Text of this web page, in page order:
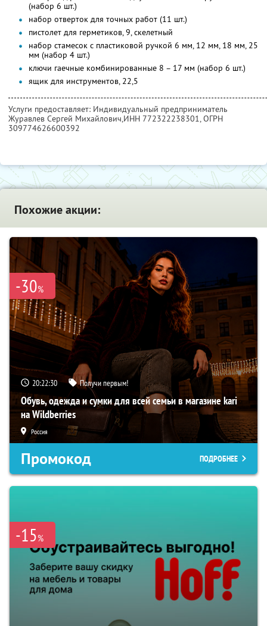
(набор 6 шт.)
набор отверток для точных работ (11 шт.)
пистолет для герметиков, 9, скелетный
набор стамесок с пластиковой ручкой 6 мм, 12 мм, 18 мм, 25
мм (набор 4 шт.)
ключи гаечные комбинированные 8 – 17 мм (набор 6 шт.)
ящик для инструментов, 22,5
Услуги предоставляет: Индивидуальный предприниматель
Журавлев Сергей Михайлович,ИНН 772322238301, ОГРН
309774626600392
Похожие акции:
-30%
20:22:29 Получи первым!
Обувь, одежда и сумки для всей семьи в магазине kari
на Wildberries
Россия
Промокод ПОДРОБНЕЕ
-15%